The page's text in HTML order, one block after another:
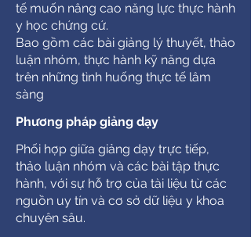
tế muốn nâng cao năng lực thực hành
y học chứng cứ.
Bao gồm các bài giảng lý thuyết, thảo
luận nhóm, thực hành kỹ năng dựa
trên những tình huống thực tế lâm
sàng
​Phương pháp giảng dạy
Phối hợp giữa giảng dạy trực tiếp,
thảo luận nhóm và các bài tập thực
hành, với sự hỗ trợ của tài liệu từ các
nguồn uy tín và cơ sở dữ liệu y khoa
chuyên sâu.